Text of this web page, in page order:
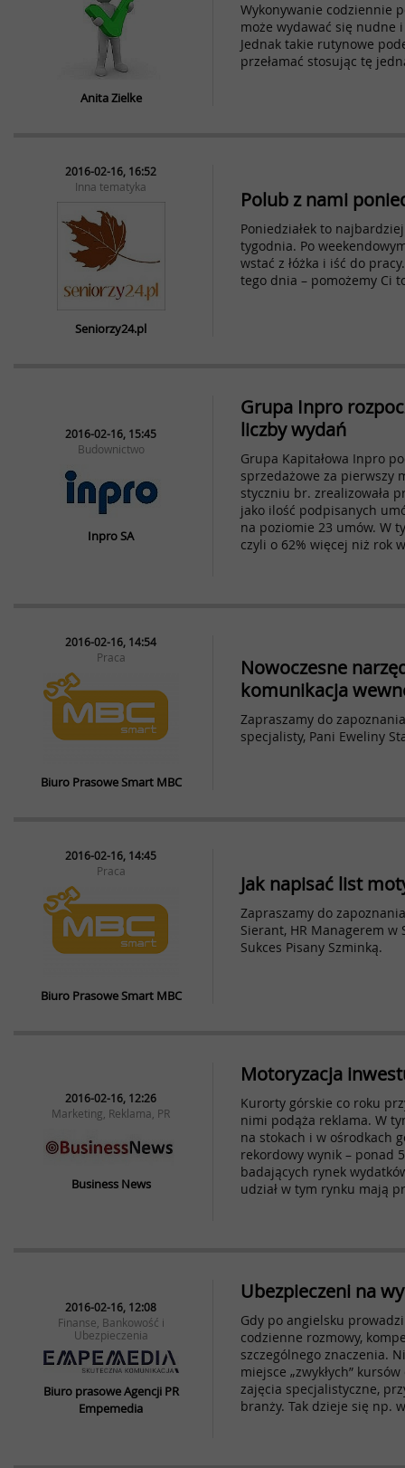
Anita Zielke
Wykonywanie codziennie
może wydawać się nudne
Jednak takie rutynowe
przełamać stosując tę
2016-02-16, 16:52
Inna tematyka
Seniorzy24.pl
Polub z nami
Poniedziałek to
tygodnia. Po
wstać z łóżka i iść do
tego dnia – pomożemy Ci
2016-02-16, 15:45
Budownictwo
Inpro SA
Grupa Inpro
liczby wydań
Grupa Kapitałowa Inpro
sprzedażowe za pierwszy
styczniu br. zrealizowała
jako ilość podpisanych
na poziomie 23 umów. W
czyli o 62% więcej niż rok
2016-02-16, 14:54
Praca
Biuro Prasowe Smart MBC
Nowoczesne
komunikacja
Zapraszamy do
specjalisty, Pani Eweliny
2016-02-16, 14:45
Praca
Biuro Prasowe Smart MBC
Jak napisać list
Zapraszamy do
Sierant, HR Managerem
Sukces Pisany Szminką.
2016-02-16, 12:26
Marketing, Reklama, PR
Business News
Motoryzacja
Kurorty górskie co roku
nimi podąża reklama. W
na stokach i w ośrodkach
rekordowy wynik – ponad
badających rynek
udział w tym rynku mają
2016-02-16, 12:08
Finanse, Bankowość i
Ubezpieczenia
Biuro prasowe Agencji PR
Empemedia
Ubezpieczeni na
Gdy po angielsku
codzienne rozmowy,
szczególnego znaczenia.
miejsce „zwykłych”
zajęcia specjalistyczne,
branży. Tak dzieje się np.